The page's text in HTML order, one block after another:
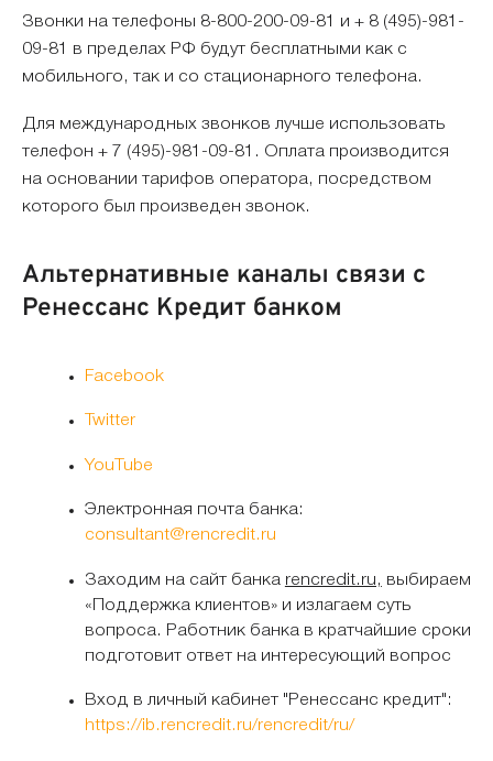
Звонки на телефоны 8-800-200-09-81 и + 8 (495)-981-
09-81 в пределах РФ будут бесплатными как с
мобильного, так и со стационарного телефона.
Для международных звонков лучше использовать
телефон + 7 (495)-981-09-81. Оплата производится
на основании тарифов оператора, посредством
которого был произведен звонок.
Альтернативные каналы связи с
Ренессанс Кредит банком
Facebook
Twitter
YouTube
Электронная почта банка:
consultant@rencredit.ru
Заходим на сайт банка rencredit.ru, выбираем
«Поддержка клиентов» и излагаем суть
вопроса. Работник банка в кратчайшие сроки
подготовит ответ на интересующий вопрос
Вход в личный кабинет "Ренессанс кредит":
https://ib.rencredit.ru/rencredit/ru/